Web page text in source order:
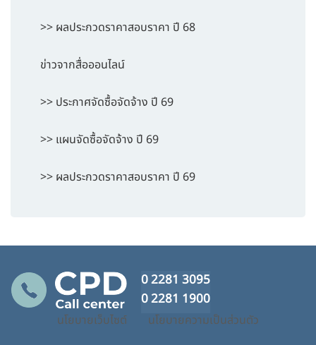
>> ผลประกวดราคาสอบราคา ปี 68
ข่าวจากสื่อออนไลน์
>> ประกาศจัดซื้อจัดจ้าง ปี 69
>> แผนจัดซื้อจัดจ้าง ปี 69
>> ผลประกวดราคาสอบราคา ปี 69
0 2281 3095
0 2281 1900
นโยบายเว็บไซต์ นโยบายความเป็นส่วนตัว